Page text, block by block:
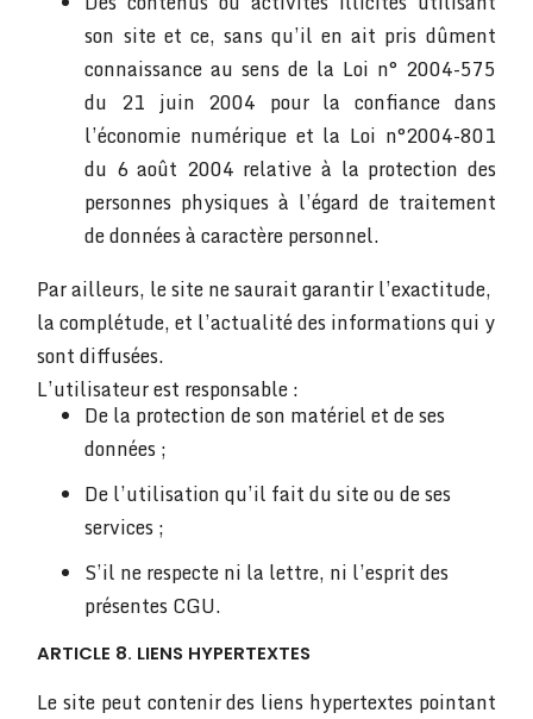
son site et ce, sans qu’il en ait pris dûment
connaissance au sens de la Loi n° 2004-575
du 21 juin 2004 pour la confiance dans
l’économie numérique et la Loi n°2004-801
du 6 août 2004 relative à la protection des
personnes physiques à l’égard de traitement
de données à caractère personnel.
Par ailleurs, le site ne saurait garantir l’exactitude,
la complétude, et l’actualité des informations qui y
sont diffusées.
L’utilisateur est responsable :
De la protection de son matériel et de ses
données ;
De l’utilisation qu’il fait du site ou de ses
services ;
S’il ne respecte ni la lettre, ni l’esprit des
présentes CGU.
ARTICLE 8. LIENS HYPERTEXTES
Le site peut contenir des liens hypertextes pointant